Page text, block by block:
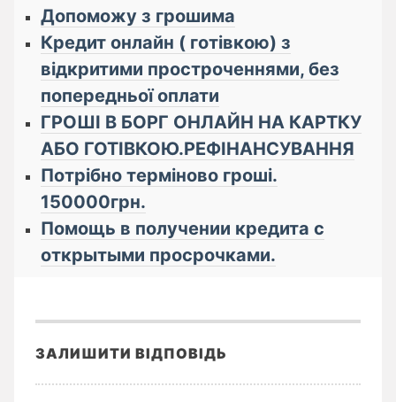
Допоможу з грошима
Кредит онлайн ( готівкою) з
відкритими простроченнями, без
попередньої оплати
ГРОШІ В БОРГ ОНЛАЙН НА КАРТКУ
АБО ГОТІВКОЮ.РЕФІНАНСУВАННЯ
Потрібно терміново гроші.
150000грн.
Помощь в получении кредита с
открытыми просрочками.
ЗАЛИШИТИ ВІДПОВІДЬ